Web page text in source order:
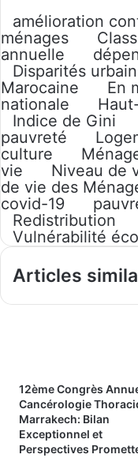
amélioration
ménages
annuelle
Disparités
Marocaine
En
nationale
Indice de Gini
pauvreté
culture
vie
Niveau de
de vie des
covid-19
Redistribution
Vulnérabilité
Articles
12ème Congrès
Cancérologie
Marrakech: Bilan
Exceptionnel et
Perspectives